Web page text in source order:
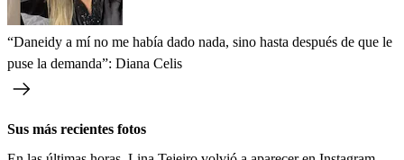
“Daneidy a mí no me había dado nada, sino hasta después de que le
puse la demanda”: Diana Celis
Sus más recientes fotos